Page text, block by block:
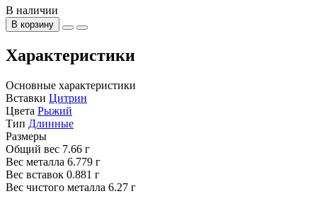
В наличии
В корзину
Характеристики
Основные характеристики
Вставки Цитрин
Цвета Рыжий
Тип Длинные
Размеры
Общий вес 7.66 г
Вес металла 6.779 г
Вес вставок 0.881 г
Вес чистого металла 6.27 г